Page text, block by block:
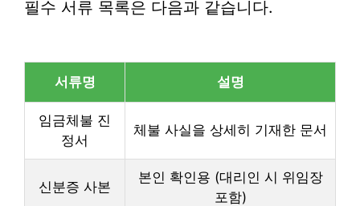
필수 서류 목록은 다음과 같습니다.
서류명 설명
임금체불 진
정서
체불 사실을 상세히 기재한 문서
신분증 사본
본인 확인용 (대리인 시 위임장
포함)